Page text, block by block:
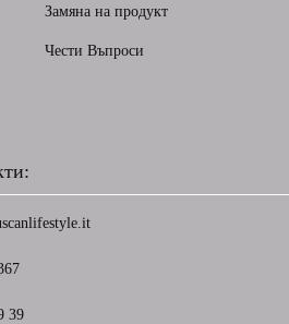
Замяна на продукт
Чести Въпроси
39